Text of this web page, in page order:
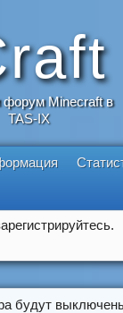
форум Minecraft в
TAS-IX
будут